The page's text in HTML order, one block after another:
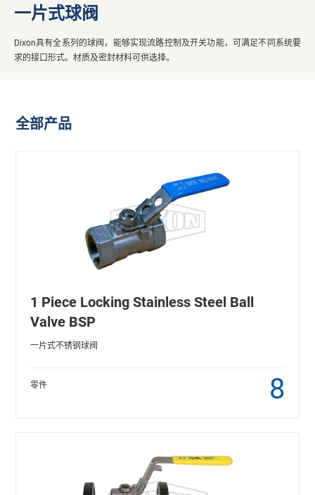
一片式球阀
Dixon具有全系列的球阀，能够实现流路控制及开关功能，可满足不同系统要
求的接口形式。材质及密封材料可供选择。
全部产品
1 Piece Locking Stainless Steel Ball
Valve BSP
一片式不锈钢球阀
零件 8